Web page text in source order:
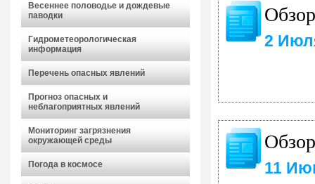
Весеннее половодье и дождевые
паводки
Гидрометеорологическая
информация
Перечень опасных явлений
Прогноз опасных и
неблагоприятных явлений
Мониторинг загрязнения
окружающей среды
Погода в космосе
2
11